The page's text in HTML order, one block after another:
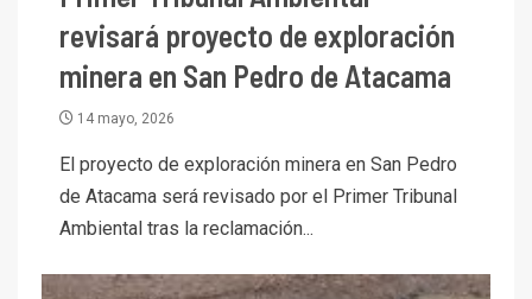
revisará proyecto de exploración
minera en San Pedro de Atacama
14 mayo, 2026
El proyecto de exploración minera en San Pedro
de Atacama será revisado por el Primer Tribunal
Ambiental tras la reclamación...